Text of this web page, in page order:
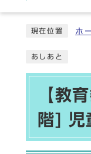
現在位置 ホ
あしあと
【教
階] 児